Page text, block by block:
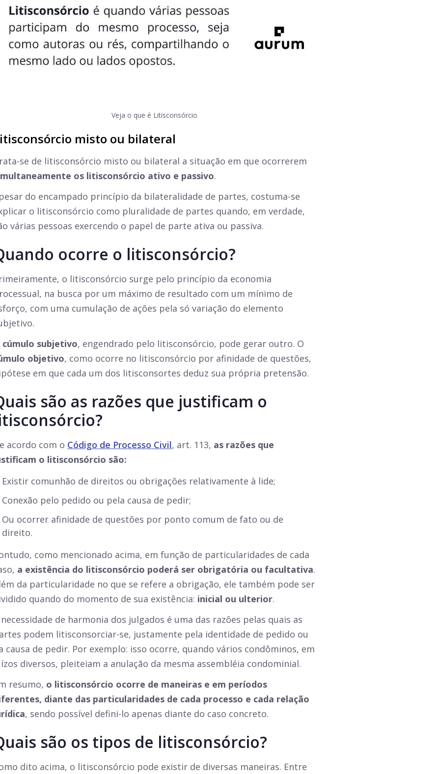
Veja o que é Litisconsórcio
misto ou bilateral
se de litisconsórcio misto ou bilateral a situação em que ocorrerem
os litisconsórcio ativo e passivo.
do encampado princípio da bilateralidade de partes, costuma-se
o litisconsórcio como pluralidade de partes quando, em verdade,
várias pessoas exercendo o papel de parte ativa ou passiva.
ocorre o litisconsórcio?
o litisconsórcio surge pelo princípio da economia
na busca por um máximo de resultado com um mínimo de
com uma cumulação de ações pela só variação do elemento
cúmulo subjetivo, engendrado pelo litisconsórcio, pode gerar outro. O
objetivo, como ocorre no litisconsórcio por afinidade de questões,
em que cada um dos litisconsortes deduz sua própria pretensão.
são as razões que justificam o
acordo com o Código de Processo Civil, art. 113, as razões que
o litisconsórcio são:
Existir comunhão de direitos ou obrigações relativamente à lide;
Conexão pelo pedido ou pela causa de pedir;
Ou ocorrer afinidade de questões por ponto comum de fato ou de
direito.
como mencionado acima, em função de particularidades de cada
a existência do litisconsórcio poderá ser obrigatória ou facultativa.
da particularidade no que se refere a obrigação, ele também pode ser
quando do momento de sua existência: inicial ou ulterior.
de harmonia dos julgados é uma das razões pelas quais as
podem litisconsorciar-se, justamente pela identidade de pedido ou
causa de pedir. Por exemplo: isso ocorre, quando vários condôminos, em
diversos, pleiteiam a anulação da mesma assembléia condominial.
resumo, o litisconsórcio ocorre de maneiras e em períodos
diante das particularidades de cada processo e cada relação
, sendo possível defini-lo apenas diante do caso concreto.
são os tipos de litisconsórcio?
dito acima, o litisconsórcio pode existir de diversas maneiras. Entre